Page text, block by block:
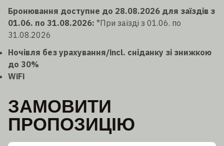
Бронювання доступне до 28.08.2026 для заїздів з
01.06. по 31.08.2026: *При заїзді з 01.06. по
31.08.2026
Ночівля без урахування/incl. сніданку зі знижкою
до 30%
WiFi
ЗАМОВИТИ
ПРОПОЗИЦІЮ